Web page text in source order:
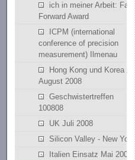
ich in meiner Arbeit: Fast
Forward Award
ICPM (international
conference of precision
measurement) Ilmenau
Hong Kong und Korea
August 2008
Geschwistertreffen
100808
UK Juli 2008
Silicon Valley - New York
Italien Einsatz Mai 2008